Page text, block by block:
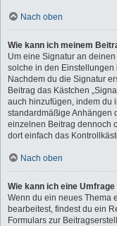
Nach oben
Wie kann ich meinem
Um eine Signatur an
solche in den
Nachdem du die Signatur
Beitrag das Kästchen
auch hinzufügen, indem du
standardmäßige Anhängen
einzelnen Beitrag dennoch
dort einfach das
Nach oben
Wie kann ich eine
Wenn du ein neues Thema
bearbeitest, findest du ein
Formulars zur